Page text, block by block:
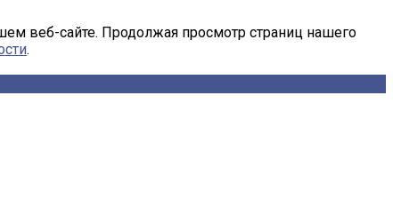
веб-сайте. Продолжая просмотр страниц нашего
.